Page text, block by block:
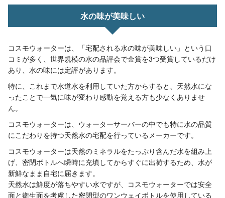
水の味が美味しい
コスモウォーターは、「宅配される水の味が美味しい」という口
コミが多く、世界規模の水の品評会で金賞を3つ受賞しているだけ
あり、水の味には定評があります。
特に、これまで水道水を利用していた方からすると、天然水にな
ったことで一気に味が変わり感動を覚える方も少なくありませ
ん。
コスモウォーターは、ウォーターサーバーの中でも特に水の品質
にこだわりを持つ天然水の宅配を行っているメーカーです。
コスモウォーターは天然のミネラルをたっぷり含んだ水を組み上
げ、密閉ボトルへ瞬時に充填してからすぐに出荷するため、水が
新鮮なまま自宅に届きます。
天然水は鮮度が落ちやすい水ですが、コスモウォーターでは安全
面と衛生面を考慮した密閉型のワンウェイボトルを使用している